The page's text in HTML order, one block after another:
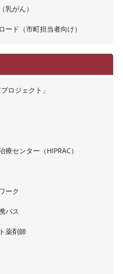
乳がん）
ド（市町担当者向け）
ロジェクト」
センター（HIPRAC）
ーク
パス
薬剤師